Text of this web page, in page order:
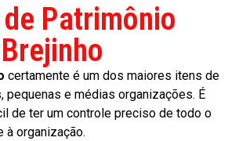
Patrimônio
Brejinho
certamente é um dos maiores itens de
pequenas e médias organizações. É
de ter um controle preciso de todo o
à organização.